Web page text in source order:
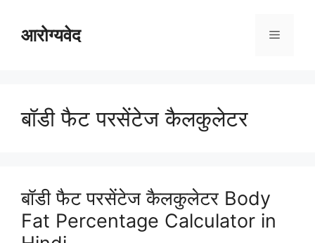
आरोग्यवेद Menu
बॉडी फैट परसेंटेज कैलकुलेटर
बॉडी फैट परसेंटेज कैलकुलेटर Body
Fat Percentage Calculator in